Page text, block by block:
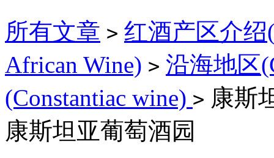
所有文章 > 红酒产区介绍
African Wine) > 沿海地区
(Constantiac wine) > 康斯
康斯坦亚葡萄酒园